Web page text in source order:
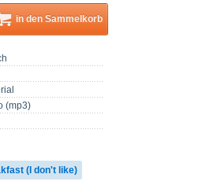
(mp3)
(I don't like)
in den Sammelkorb